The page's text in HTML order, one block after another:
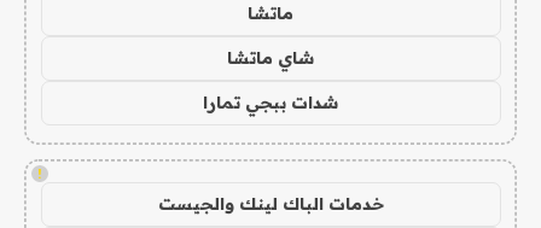
ماتشا
شاي ماتشا
شدات ببجي تمارا
!
خدمات الباك لينك والجيست